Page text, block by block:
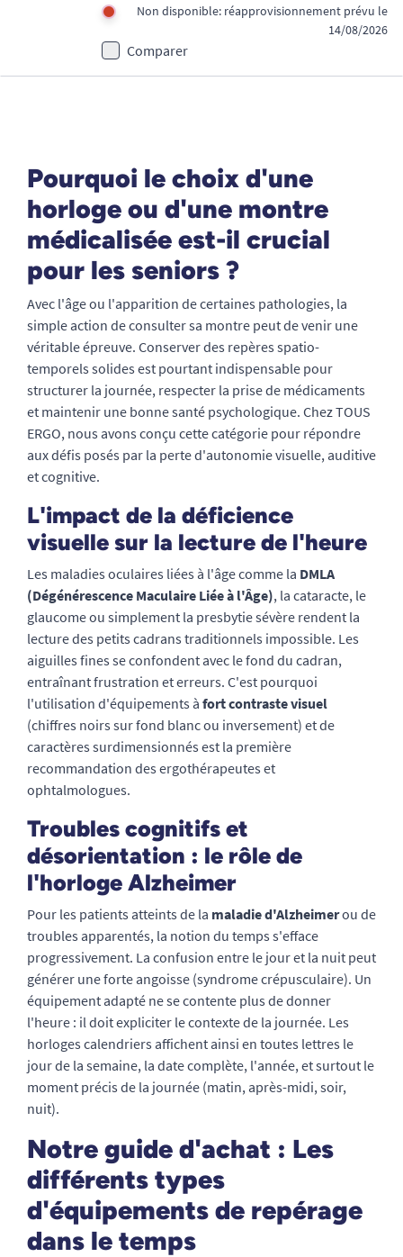
Non disponible: réapprovisionnement prévu le
14/08/2026
Comparer
Pourquoi le choix d'une
horloge ou d'une montre
médicalisée est-il crucial
pour les seniors ?
Avec l'âge ou l'apparition de certaines pathologies, la
simple action de consulter sa montre peut de venir une
véritable épreuve. Conserver des repères spatio-
temporels solides est pourtant indispensable pour
structurer la journée, respecter la prise de médicaments
et maintenir une bonne santé psychologique. Chez TOUS
ERGO, nous avons conçu cette catégorie pour répondre
aux défis posés par la perte d'autonomie visuelle, auditive
et cognitive.
L'impact de la déficience
visuelle sur la lecture de l'heure
Les maladies oculaires liées à l'âge comme la DMLA
(Dégénérescence Maculaire Liée à l'Âge), la cataracte, le
glaucome ou simplement la presbytie sévère rendent la
lecture des petits cadrans traditionnels impossible. Les
aiguilles fines se confondent avec le fond du cadran,
entraînant frustration et erreurs. C'est pourquoi
l'utilisation d'équipements à fort contraste visuel
(chiffres noirs sur fond blanc ou inversement) et de
caractères surdimensionnés est la première
recommandation des ergothérapeutes et
ophtalmologues.
Troubles cognitifs et
désorientation : le rôle de
l'horloge Alzheimer
Pour les patients atteints de la maladie d'Alzheimerou de
troubles apparentés, la notion du temps s'efface
progressivement. La confusion entre le jour et la nuit peut
générer une forte angoisse (syndrome crépusculaire). Un
équipement adapté ne se contente plus de donner
l'heure : il doit expliciter le contexte de la journée. Les
horloges calendriers affichent ainsi en toutes lettres le
jour de la semaine, la date complète, l'année, et surtout le
moment précis de la journée (matin, après-midi, soir,
nuit).
Notre guide d'achat : Les
différents types
d'équipements de repérage
dans le temps